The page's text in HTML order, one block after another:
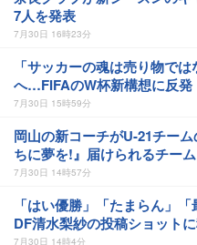
7人を発表
7月30日 16時23分
「サッカーの魂は売り物で
へ…FIFAのW杯新構想に反発
7月30日 15時59分
岡山の新コーチがU-21チー
ちに夢を!』届けられるチー
7月30日 14時57分
「はい優勝」「たまらん」
DF清水梨紗の投稿ショット
7月30日 14時4分